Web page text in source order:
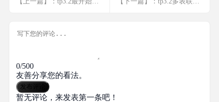
0/500
友善分享您的看法。
发布评论
暂无评论，来发表第一条吧！